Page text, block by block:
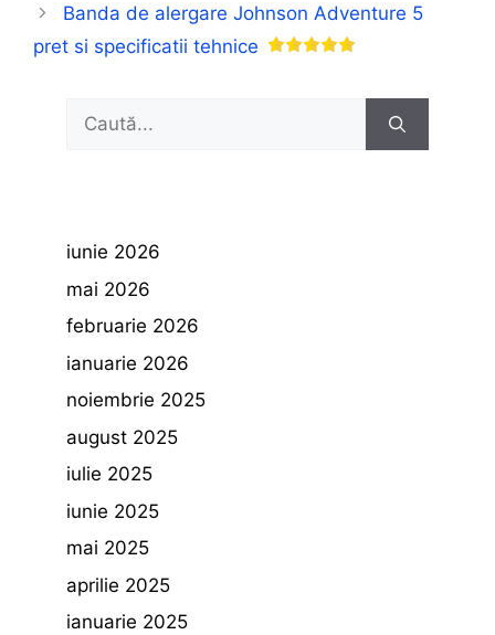
Banda de alergare Johnson Adventure 5
pret si specificatii tehnice
Caută
iunie 2026
mai 2026
februarie 2026
ianuarie 2026
noiembrie 2025
august 2025
iulie 2025
iunie 2025
mai 2025
aprilie 2025
ianuarie 2025